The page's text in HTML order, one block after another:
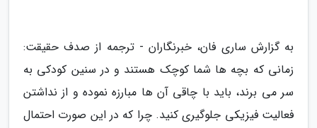
به گزارش ساری فان، خبرنگاران - ترجمه از صدف حقیقت:
زمانی که بچه ها شما کوچک هستند و در سنین کودکی به
سر می برند، باید با چاقی آن ها مبارزه نموده و از نداشتن
فعالیت فیزیکی جلوگیری کنید. چرا که در این صورت احتمال